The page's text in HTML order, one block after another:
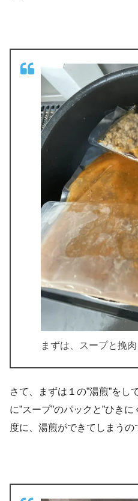
まずは、スープと挽肉
さて、まずは１の”湯煎”をし
に”スープ”のパックと”ひき
度に、湯煎ができてしまうの